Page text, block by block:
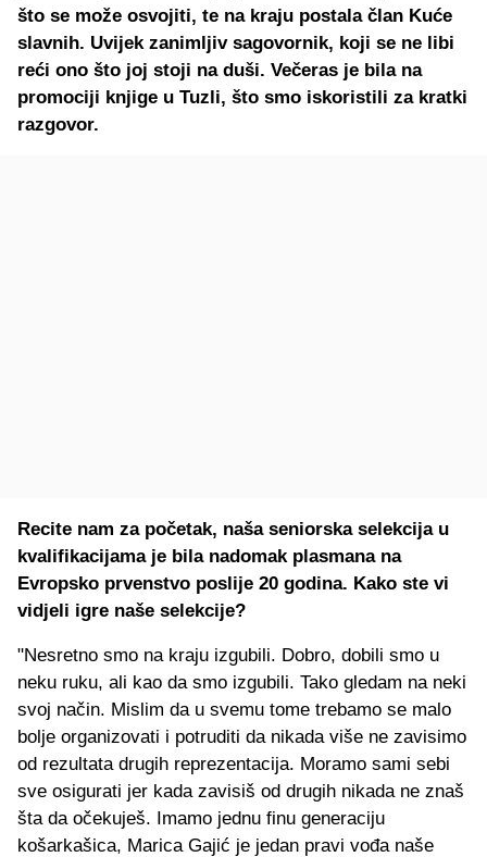
što se može osvojiti, te na kraju postala član Kuće
slavnih. Uvijek zanimljiv sagovornik, koji se ne libi
reći ono što joj stoji na duši. Večeras je bila na
promociji knjige u Tuzli, što smo iskoristili za kratki
razgovor.
Recite nam za početak, naša seniorska selekcija u
kvalifikacijama je bila nadomak plasmana na
Evropsko prvenstvo poslije 20 godina. Kako ste vi
vidjeli igre naše selekcije?
"Nesretno smo na kraju izgubili. Dobro, dobili smo u
neku ruku, ali kao da smo izgubili. Tako gledam na neki
svoj način. Mislim da u svemu tome trebamo se malo
bolje organizovati i potruditi da nikada više ne zavisimo
od rezultata drugih reprezentacija. Moramo sami sebi
sve osigurati jer kada zavisiš od drugih nikada ne znaš
šta da očekuješ. Imamo jednu finu generaciju
košarkašica, Marica Gajić je jedan pravi vođa naše